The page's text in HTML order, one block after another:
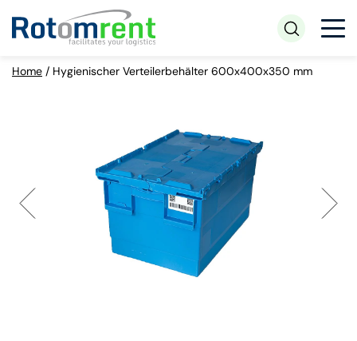
Home / Hygienischer Verteilerbehälter 600x400x350 mm